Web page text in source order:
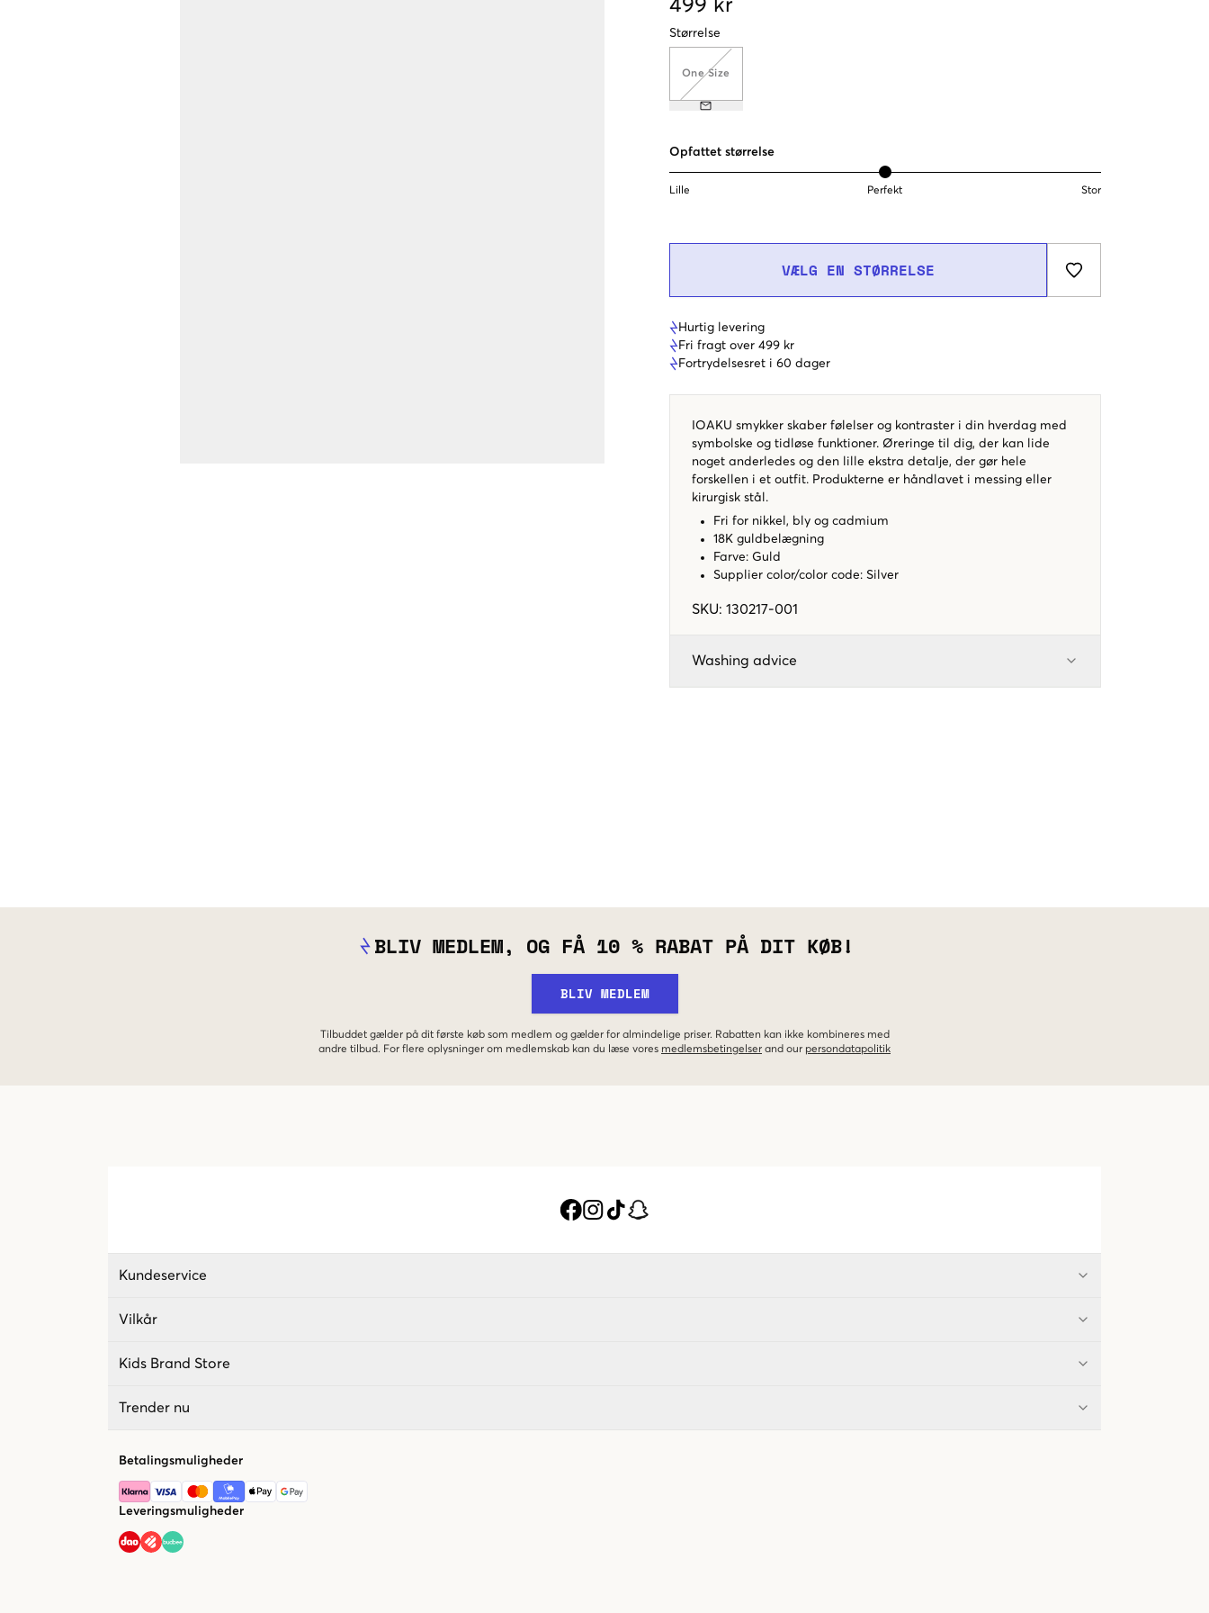
499 kr
Størrelse
One Size
Opfattet størrelse
Lille Perfekt Stor
VÆLG EN STØRRELSE
Hurtig levering
Fri fragt over 499 kr
Fortrydelsesret i 60 dager
IOAKU smykker skaber følelser og kontraster i din hverdag med
symbolske og tidløse funktioner. Øreringe til dig, der kan lide
noget anderledes og den lille ekstra detalje, der gør hele
forskellen i et outfit. Produkterne er håndlavet i messing eller
kirurgisk stål.
Fri for nikkel, bly og cadmium
18K guldbelægning
Farve: Guld
Supplier color/color code: Silver
SKU: 130217-001
Washing advice
BLIV MEDLEM, OG FÅ 10 % RABAT PÅ DIT KØB!
BLIV MEDLEM
Tilbuddet gælder på dit første køb som medlem og gælder for almindelige priser. Rabatten kan ikke kombineres med
andre tilbud. For flere oplysninger om medlemskab kan du læse vores medlemsbetingelser and our persondatapolitik
Kundeservice
Vilkår
Kids Brand Store
Trender nu
Betalingsmuligheder
Leveringsmuligheder